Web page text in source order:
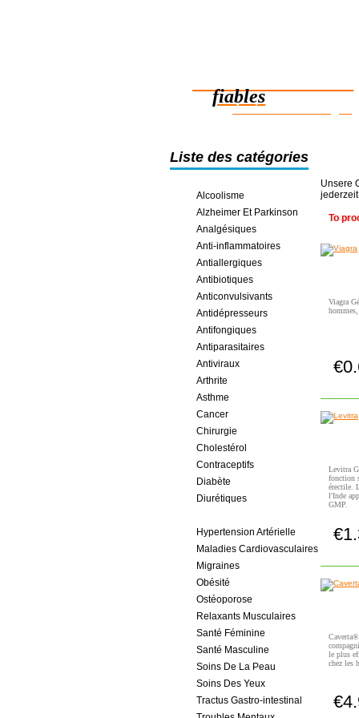
fiables
des économies en ligne
Liste des catégories
Alcoolisme
Alzheimer Et Parkinson
Analgésiques
Anti-inflammatoires
Antiallergiques
Antibiotiques
Anticonvulsivants
Antidépresseurs
Antifongiques
Antiparasitaires
Antiviraux
Arthrite
Asthme
Cancer
Chirurgie
Cholestérol
Contraceptifs
Diabète
Diurétiques
Hypertension Artérielle
Maladies Cardiovasculaires
Migraines
Obésité
Ostéoporose
Relaxants Musculaires
Santé Féminine
Santé Masculine
Soins De La Peau
Soins Des Yeux
Tractus Gastro-intestinal
Unsere
jederzeit
To
Viagra
Levitra
fonction
érectile.
l'Inde
GMP.
le plus
chez les